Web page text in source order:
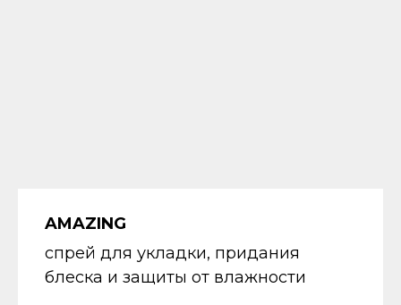
AMAZING
спрей для укладки, придания
блеска и защиты от влажности